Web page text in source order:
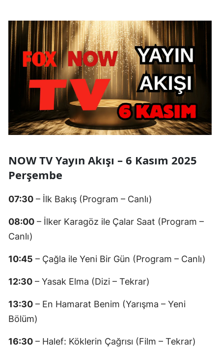
NOW TV Yayın Akışı – 6 Kasım 2025
Perşembe
07:30 – İlk Bakış (Program – Canlı)
08:00 – İlker Karagöz ile Çalar Saat (Program –
Canlı)
10:45 – Çağla ile Yeni Bir Gün (Program – Canlı)
12:30 – Yasak Elma (Dizi – Tekrar)
13:30 – En Hamarat Benim (Yarışma – Yeni
Bölüm)
16:30 – Halef: Köklerin Çağrısı (Film – Tekrar)